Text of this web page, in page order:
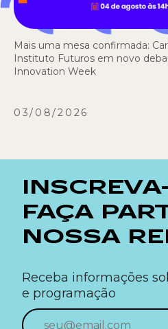
Mais uma mesa confirmada:
Instituto Futuros em novo
Innovation Week
03/08/2026
FAÇA
NOSSA
Receba informações
e programação